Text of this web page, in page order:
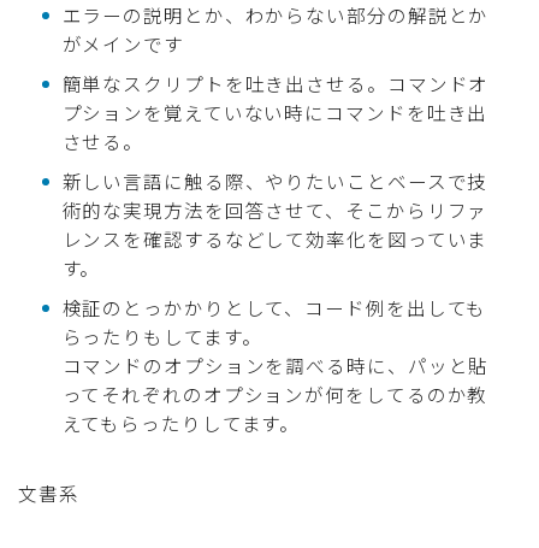
エラーの説明とか、わからない部分の解説とか
がメインです
簡単なスクリプトを吐き出させる。コマンドオ
プションを覚えていない時にコマンドを吐き出
させる。
新しい言語に触る際、やりたいことベースで技
術的な実現方法を回答させて、そこからリファ
レンスを確認するなどして効率化を図っていま
す。
検証のとっかかりとして、コード例を出しても
らったりもしてます。
コマンドのオプションを調べる時に、パッと貼
ってそれぞれのオプションが何をしてるのか教
えてもらったりしてます。
文書系